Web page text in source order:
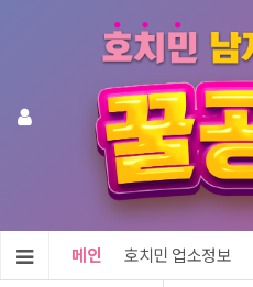
메인 호치민 업소정보